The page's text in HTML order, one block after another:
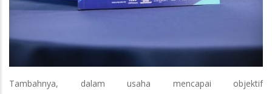
Tambahnya, dalam usaha mencapai objektif